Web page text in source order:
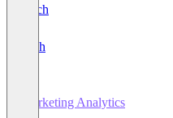
Deutsch
English
Marketing Analytics